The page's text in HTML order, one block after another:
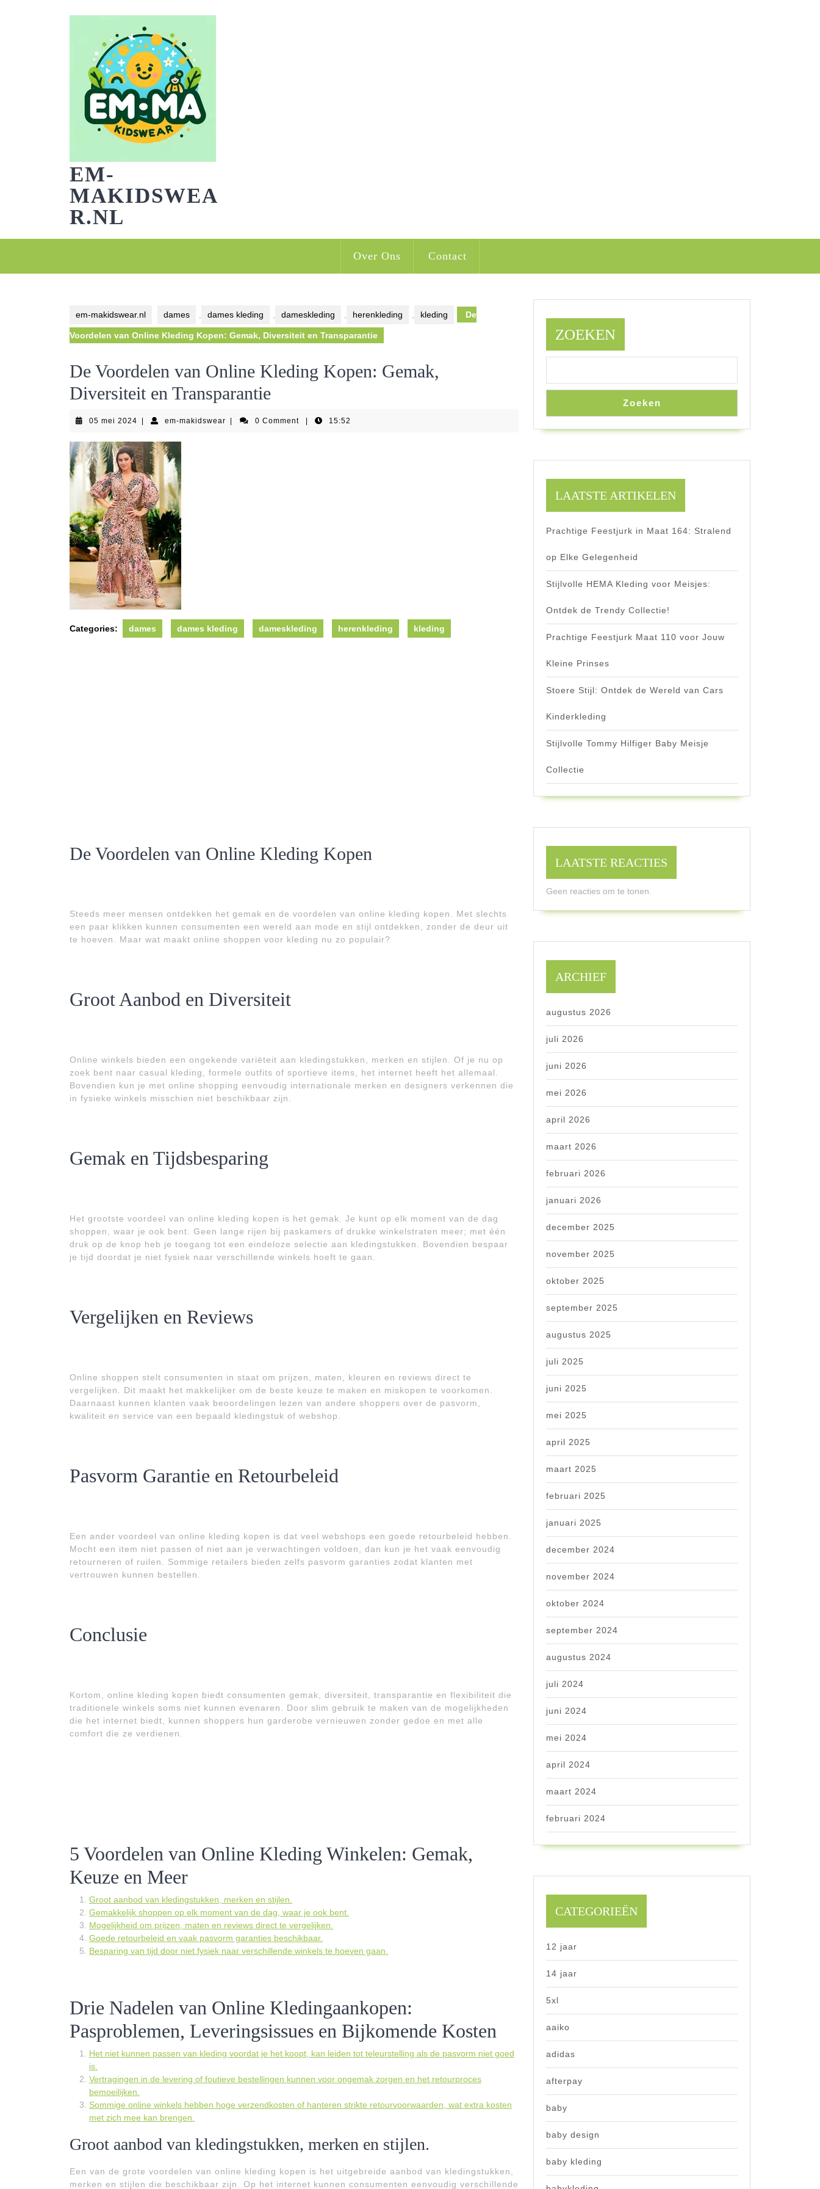
EM-
MAKIDSWEA
R.NL
Over Ons Contact
em-makidswear.nl dames dames kleding dameskleding herenkleding kleding De
Voordelen van Online Kleding Kopen: Gemak, Diversiteit en Transparantie
De Voordelen van Online Kleding Kopen: Gemak,
Diversiteit en Transparantie
05 mei 2024 05
2024
em-makidswear em-
0 Comment 15:52
Categories: dames dames kleding dameskleding herenkleding kleding
De Voordelen van Online Kleding Kopen
Steeds meer mensen ontdekken het gemak en de voordelen van online kleding kopen. Met slechts
een paar klikken kunnen consumenten een wereld aan mode en stijl ontdekken, zonder de deur uit
te hoeven. Maar wat maakt online shoppen voor kleding nu zo populair?
Groot Aanbod en Diversiteit
Online winkels bieden een ongekende variëteit aan kledingstukken, merken en stijlen. Of je nu op
zoek bent naar casual kleding, formele outfits of sportieve items, het internet heeft het allemaal.
Bovendien kun je met online shopping eenvoudig internationale merken en designers verkennen die
in fysieke winkels misschien niet beschikbaar zijn.
Gemak en Tijdsbesparing
Het grootste voordeel van online kleding kopen is het gemak. Je kunt op elk moment van de dag
shoppen, waar je ook bent. Geen lange rijen bij paskamers of drukke winkelstraten meer; met één
druk op de knop heb je toegang tot een eindeloze selectie aan kledingstukken. Bovendien bespaar
je tijd doordat je niet fysiek naar verschillende winkels hoeft te gaan.
Vergelijken en Reviews
Online shoppen stelt consumenten in staat om prijzen, maten, kleuren en reviews direct te
vergelijken. Dit maakt het makkelijker om de beste keuze te maken en miskopen te voorkomen.
Daarnaast kunnen klanten vaak beoordelingen lezen van andere shoppers over de pasvorm,
kwaliteit en service van een bepaald kledingstuk of webshop.
Pasvorm Garantie en Retourbeleid
Een ander voordeel van online kleding kopen is dat veel webshops een goede retourbeleid hebben.
Mocht een item niet passen of niet aan je verwachtingen voldoen, dan kun je het vaak eenvoudig
retourneren of ruilen. Sommige retailers bieden zelfs pasvorm garanties zodat klanten met
vertrouwen kunnen bestellen.
Conclusie
Kortom, online kleding kopen biedt consumenten gemak, diversiteit, transparantie en flexibiliteit die
traditionele winkels soms niet kunnen evenaren. Door slim gebruik te maken van de mogelijkheden
die het internet biedt, kunnen shoppers hun garderobe vernieuwen zonder gedoe en met alle
comfort die ze verdienen.
5 Voordelen van Online Kleding Winkelen: Gemak,
Keuze en Meer
Groot aanbod van kledingstukken, merken en stijlen.
Gemakkelijk shoppen op elk moment van de dag, waar je ook bent.
Mogelijkheid om prijzen, maten en reviews direct te vergelijken.
Goede retourbeleid en vaak pasvorm garanties beschikbaar.
Besparing van tijd door niet fysiek naar verschillende winkels te hoeven gaan.
Drie Nadelen van Online Kledingaankopen:
Pasproblemen, Leveringsissues en Bijkomende Kosten
Het niet kunnen passen van kleding voordat je het koopt, kan leiden tot teleurstelling als de pasvorm niet goed
is.
Vertragingen in de levering of foutieve bestellingen kunnen voor ongemak zorgen en het retourproces
bemoeilijken.
Sommige online winkels hebben hoge verzendkosten of hanteren strikte retourvoorwaarden, wat extra kosten
met zich mee kan brengen.
Groot aanbod van kledingstukken, merken en stijlen.
Een van de grote voordelen van online kleding kopen is het uitgebreide aanbod van kledingstukken,
merken en stijlen die beschikbaar zijn. Op het internet kunnen consumenten eenvoudig verschillende
ZOEKEN
Zoeken
LAATSTE ARTIKELEN
Prachtige Feestjurk in Maat 164: Stralend
op Elke Gelegenheid
Stijlvolle HEMA Kleding voor Meisjes:
Ontdek de Trendy Collectie!
Prachtige Feestjurk Maat 110 voor Jouw
Kleine Prinses
Stoere Stijl: Ontdek de Wereld van Cars
Kinderkleding
Stijlvolle Tommy Hilfiger Baby Meisje
Collectie
LAATSTE REACTIES
Geen reacties om te tonen.
ARCHIEF
augustus 2026
juli 2026
juni 2026
mei 2026
april 2026
maart 2026
februari 2026
januari 2026
december 2025
november 2025
oktober 2025
september 2025
augustus 2025
juli 2025
juni 2025
mei 2025
april 2025
maart 2025
februari 2025
januari 2025
december 2024
november 2024
oktober 2024
september 2024
augustus 2024
juli 2024
juni 2024
mei 2024
april 2024
maart 2024
februari 2024
CATEGORIEËN
12 jaar
14 jaar
5xl
aaiko
adidas
afterpay
baby
baby design
baby kleding